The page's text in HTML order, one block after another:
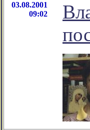
03.08.2001
09:02